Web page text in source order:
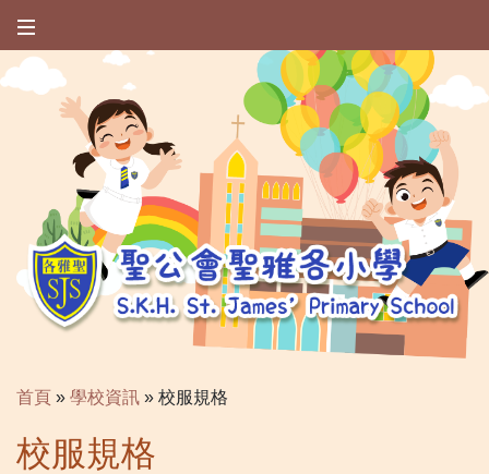
首頁 » 學校資訊 » 校服規格
校服規格